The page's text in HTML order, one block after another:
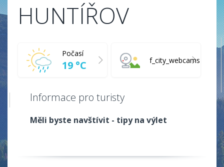
HUNTÍŘOV
Počasí
19 °C f_city_webcams
Informace pro turisty
Měli byste navštívit - tipy na výlet